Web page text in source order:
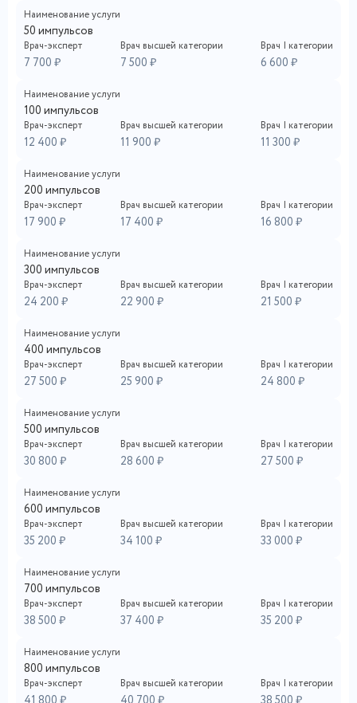
Наименование услуги
50 импульсов
Врач-эксперт
7 700 ₽
Врач высшей категории
7 500 ₽
Врач I категории
6 600 ₽
Наименование услуги
100 импульсов
Врач-эксперт
12 400 ₽
Врач высшей категории
11 900 ₽
Врач I категории
11 300 ₽
Наименование услуги
200 импульсов
Врач-эксперт
17 900 ₽
Врач высшей категории
17 400 ₽
Врач I категории
16 800 ₽
Наименование услуги
300 импульсов
Врач-эксперт
24 200 ₽
Врач высшей категории
22 900 ₽
Врач I категории
21 500 ₽
Наименование услуги
400 импульсов
Врач-эксперт
27 500 ₽
Врач высшей категории
25 900 ₽
Врач I категории
24 800 ₽
Наименование услуги
500 импульсов
Врач-эксперт
30 800 ₽
Врач высшей категории
28 600 ₽
Врач I категории
27 500 ₽
Наименование услуги
600 импульсов
Врач-эксперт
35 200 ₽
Врач высшей категории
34 100 ₽
Врач I категории
33 000 ₽
Наименование услуги
700 импульсов
Врач-эксперт
38 500 ₽
Врач высшей категории
37 400 ₽
Врач I категории
35 200 ₽
Наименование услуги
800 импульсов
Врач-эксперт Врач высшей категории Врач I категории